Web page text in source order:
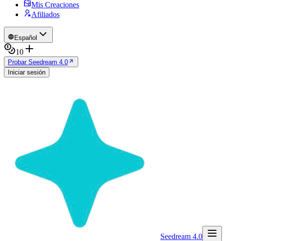
Mis Creaciones
Afiliados
Español
10
Probar Seedream 4.0
Iniciar sesión
Seedream 4.0